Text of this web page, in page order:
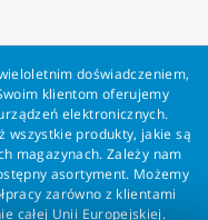
doświadczeniem,
klientom oferujemy
elektronicznych.
wszystkie produkty, jakie są
magazynach. Zależy nam
asortyment. Możemy
zarówno z klientami
całej Unii Europejskiej.